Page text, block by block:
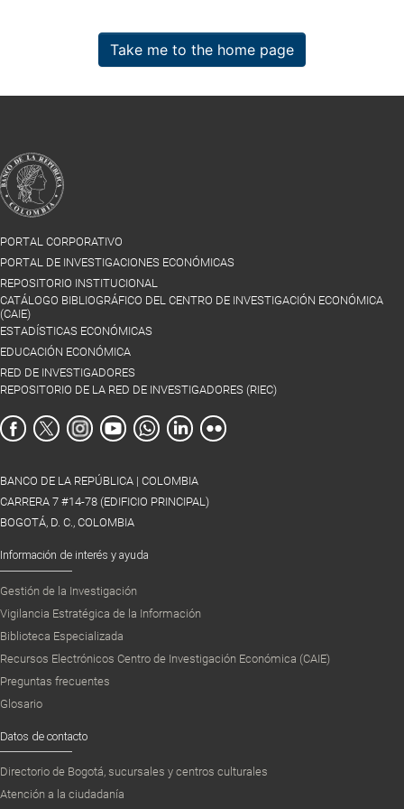
Take me to the home page
PORTAL CORPORATIVO
PORTAL DE INVESTIGACIONES ECONÓMICAS
REPOSITORIO INSTITUCIONAL
CATÁLOGO BIBLIOGRÁFICO DEL CENTRO DE INVESTIGACIÓN ECONÓMICA
(CAIE)
ESTADÍSTICAS ECONÓMICAS
EDUCACIÓN ECONÓMICA
RED DE INVESTIGADORES
REPOSITORIO DE LA RED DE INVESTIGADORES (RIEC)
BANCO DE LA REPÚBLICA | COLOMBIA
CARRERA 7 #14-78 (EDIFICIO PRINCIPAL)
BOGOTÁ, D. C., COLOMBIA
Información de interés y ayuda
Gestión de la Investigación
Vigilancia Estratégica de la Información
Biblioteca Especializada
Recursos Electrónicos Centro de Investigación Económica (CAIE)
Preguntas frecuentes
Glosario
Datos de contacto
Directorio de Bogotá, sucursales y centros culturales
Atención a la ciudadanía